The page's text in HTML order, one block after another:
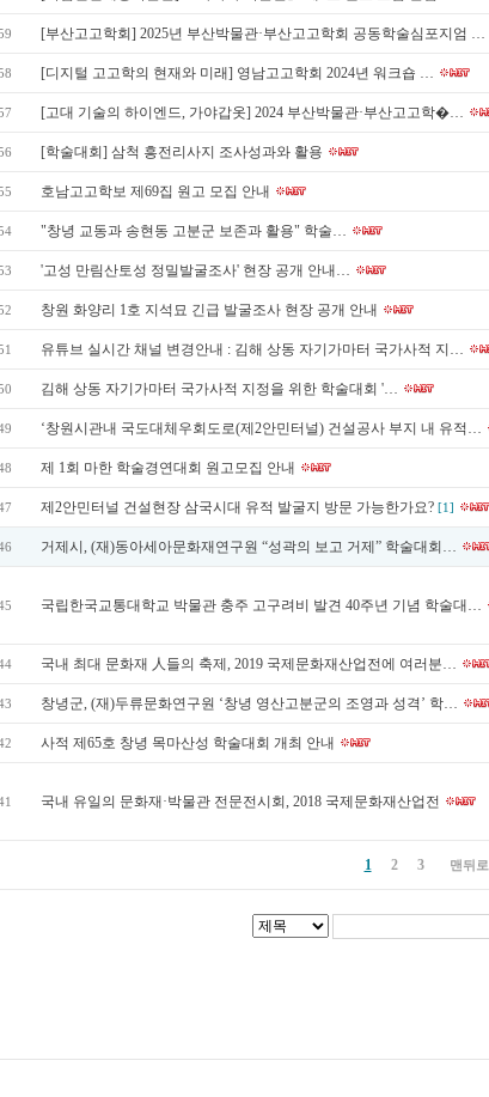
[부산고고학회] 2025년 부산박물관·부산고고학회 공동학술심포지엄 …
[디지털 고고학의 현재와 미래] 영남고고학회 2024년 워크숍 …
[고대 기술의 하이엔드, 가야갑옷] 2024 부산박물관·부산고고학�…
[학술대회] 삼척 흥전리사지 조사성과와 활용
호남고고학보 제69집 원고 모집 안내
"창녕 교동과 송현동 고분군 보존과 활용" 학술…
'고성 만림산토성 정밀발굴조사' 현장 공개 안내…
창원 화양리 1호 지석묘 긴급 발굴조사 현장 공개 안내
유튜브 실시간 채널 변경안내 : 김해 상동 자기가마터 국가사적 지…
김해 상동 자기가마터 국가사적 지정을 위한 학술대회 '…
‘창원시관내 국도대체우회도로(제2안민터널) 건설공사 부지 내 유적…
제 1회 마한 학술경연대회 원고모집 안내
제2안민터널 건설현장 삼국시대 유적 발굴지 방문 가능한가요? [1]
거제시, (재)동아세아문화재연구원 “성곽의 보고 거제” 학술대회…
국립한국교통대학교 박물관 충주 고구려비 발견 40주년 기념 학술대…
국내 최대 문화재 人들의 축제, 2019 국제문화재산업전에 여러분…
창녕군, (재)두류문화연구원 ‘창녕 영산고분군의 조영과 성격’ 학…
사적 제65호 창녕 목마산성 학술대회 개최 안내
국내 유일의 문화재·박물관 전문전시회, 2018 국제문화재산업전
1 2 3 맨뒤로